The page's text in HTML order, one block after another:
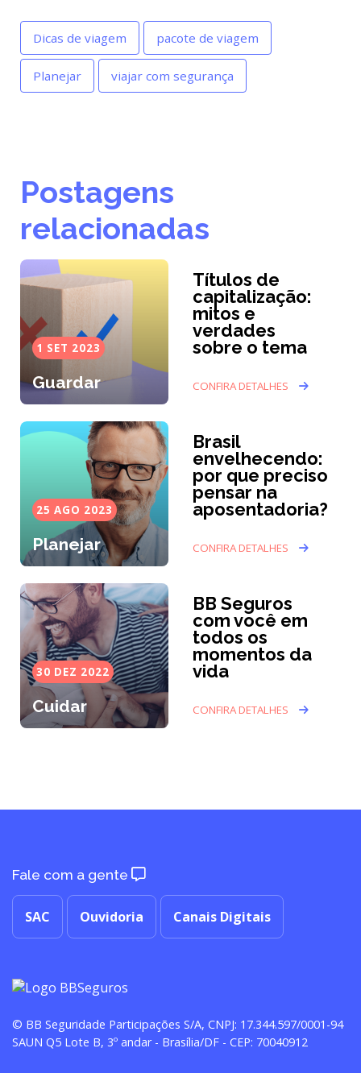
Dicas de viagem pacote de viagem
Planejar viajar com segurança
Postagens
relacionadas
1 SET 2023
Guardar
Títulos de
capitalização:
mitos e
verdades
sobre o tema
CONFIRA DETALHES
25 AGO 2023
Planejar
Brasil
envelhecendo:
por que preciso
pensar na
aposentadoria?
CONFIRA DETALHES
30 DEZ 2022
Cuidar
BB Seguros
com você em
todos os
momentos da
vida
CONFIRA DETALHES
Fale com a gente
SAC Ouvidoria Canais Digitais
© BB Seguridade Participações S/A, CNPJ: 17.344.597/0001-94
SAUN Q5 Lote B, 3º andar - Brasília/DF - CEP: 70040912